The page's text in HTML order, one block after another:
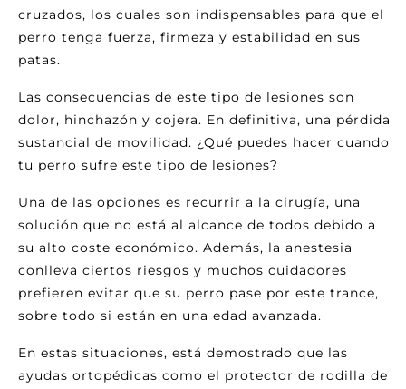
cruzados, los cuales son indispensables para que el
perro tenga fuerza, firmeza y estabilidad en sus
patas.
Las consecuencias de este tipo de lesiones son
dolor, hinchazón y cojera. En definitiva, una pérdida
sustancial de movilidad. ¿Qué puedes hacer cuando
tu perro sufre este tipo de lesiones?
Una de las opciones es recurrir a la cirugía, una
solución que no está al alcance de todos debido a
su alto coste económico. Además, la anestesia
conlleva ciertos riesgos y muchos cuidadores
prefieren evitar que su perro pase por este trance,
sobre todo si están en una edad avanzada.
En estas situaciones, está demostrado que las
ayudas ortopédicas como el protector de rodilla de